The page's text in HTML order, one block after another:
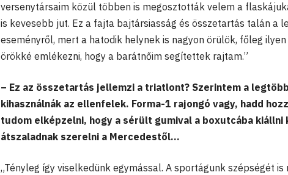
versenytársaim közül többen is megosztották velem a
is kevesebb jut. Ez a fajta bajtársiasság és összetartás talán a
eseményről, mert a hatodik helynek is nagyon örülök, főleg
örökké emlékezni, hogy a barátnőim segítettek rajtam.”
– Ez az összetartás jellemzi a triatlont? Szerintem a
kihasználnák az ellenfelek. Forma-1 rajongó vagy, hadd
tudom elképzelni, hogy a sérült gumival a boxutcába kiállni
átszaladnak szerelni a Mercedestől...
„Tényleg így viselkedünk egymással. A sportágunk szépségét